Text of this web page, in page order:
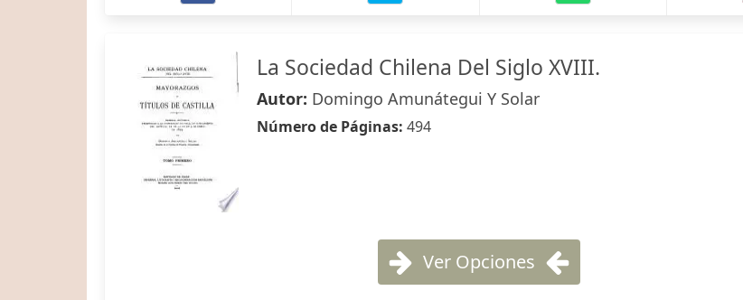
La Sociedad Chilena Del Siglo XVIII.
Autor: Domingo Amunátegui Y Solar
Número de Páginas: 494
Ver Opciones